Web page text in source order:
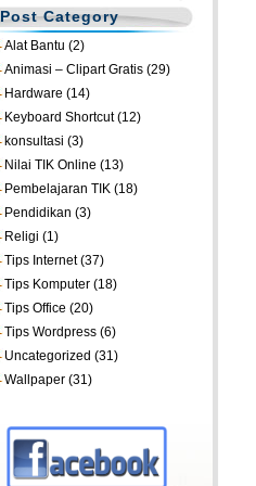
Post Category
Alat Bantu (2)
Animasi – Clipart Gratis (29)
Hardware (14)
Keyboard Shortcut(12)
konsultasi (3)
Nilai TIK Online (13)
Pembelajaran TIK (18)
Pendidikan (3)
Religi (1)
Tips Internet(37)
Tips Komputer (18)
Tips Office (20)
Tips Wordpress (6)
Uncategorized (31)
Wallpaper (31)